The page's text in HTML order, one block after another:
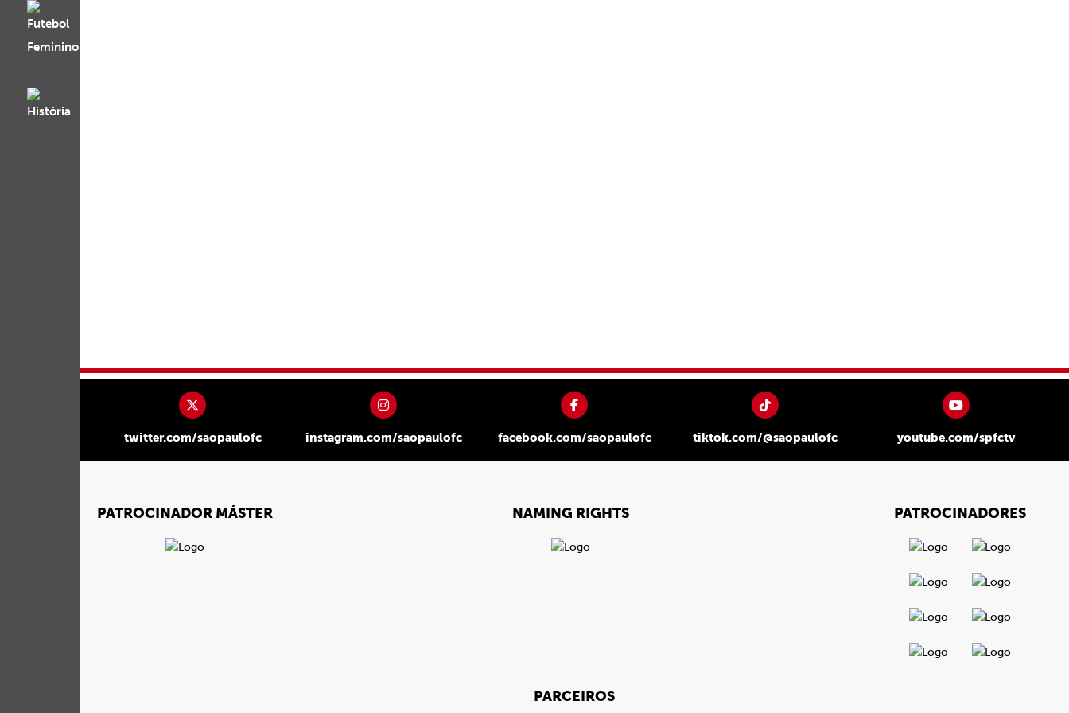
twitter.com/saopaulofc instagram.com/saopaulofc facebook.com/saopaulofc tiktok.com/@saopaulofc youtube.com/spfctv
PATROCINADOR MÁSTER NAMING RIGHTS PATROCINADORES
PARCEIROS